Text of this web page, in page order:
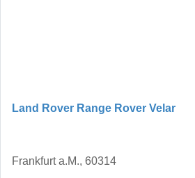
Land Rover Range Rover Velar
Frankfurt a.M., 60314